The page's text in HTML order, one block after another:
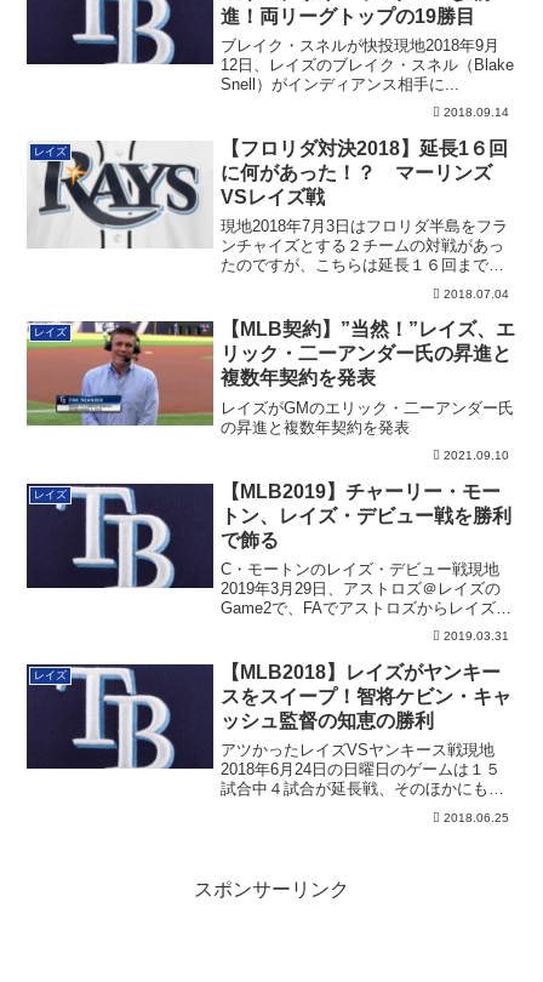
進！両リーグトップの19勝目
ブレイク・スネルが快投現地2018年9月
12日、レイズのブレイク・スネル（Blake
Snell）がインディアンス相手に...
2018.09.14
レイズ
【フロリダ対決2018】延長1６回
に何があった！？ マーリンズ
VSレイズ戦
現地2018年7月3日はフロリダ半島をフラ
ンチャイズとする２チームの対戦があっ
たのですが、こちらは延長１６回までも
2018.07.04
レイズ
【MLB契約】”当然！”レイズ、エ
リック・二ーアンダー氏の昇進と
複数年契約を発表
レイズがGMのエリック・二ーアンダー氏
の昇進と複数年契約を発表
2021.09.10
レイズ
【MLB2019】チャーリー・モー
トン、レイズ・デビュー戦を勝利
で飾る
C・モートンのレイズ・デビュー戦現地
2019年3月29日、アストロズ＠レイズの
Game2で、FAでアストロズからレイズ
2019.03.31
レイズ
【MLB2018】レイズがヤンキー
スをスイープ！智将ケビン・キャ
ッシュ監督の知恵の勝利
アツかったレイズVSヤンキース戦現地
2018年6月24日の日曜日のゲームは１５
試合中４試合が延長戦、そのほかにも２
2018.06.25
スポンサーリンク